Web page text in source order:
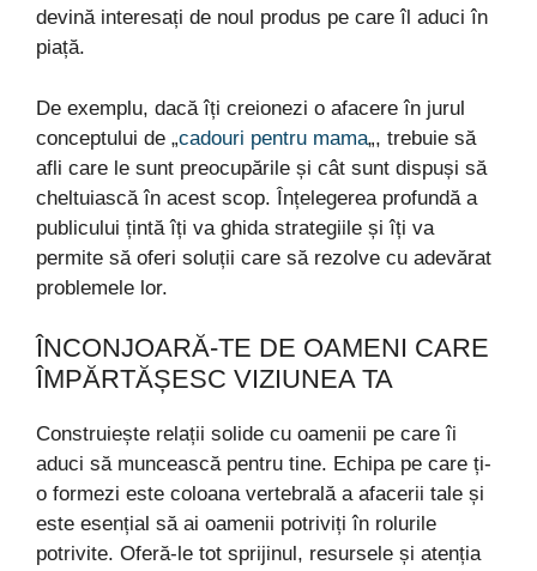
devină interesați de noul produs pe care îl aduci în
piață.
De exemplu, dacă îți creionezi o afacere în jurul
conceptului de „cadouri pentru mama„, trebuie să
afli care le sunt preocupările și cât sunt dispuși să
cheltuiască în acest scop. Înțelegerea profundă a
publicului țintă îți va ghida strategiile și îți va
permite să oferi soluții care să rezolve cu adevărat
problemele lor.
ÎNCONJOARĂ-TE DE OAMENI CARE
ÎMPĂRTĂȘESC VIZIUNEA TA
Construiește relații solide cu oamenii pe care îi
aduci să muncească pentru tine. Echipa pe care ți-
o formezi este coloana vertebrală a afacerii tale și
este esențial să ai oamenii potriviți în rolurile
potrivite. Oferă-le tot sprijinul, resursele și atenția